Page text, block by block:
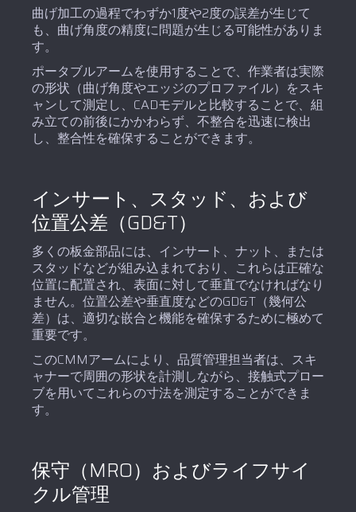
曲げ加工の過程でわずか1度や2度の誤差が生じて
も、曲げ角度の精度に問題が生じる可能性がありま
す。
ポータブルアームを使用することで、作業者は実際
の形状（曲げ角度やエッジのプロファイル）をスキ
ャンして測定し、CADモデルと比較することで、組
み立ての前後にかかわらず、不整合を迅速に検出
し、整合性を確保することができます。
インサート、スタッド、および
位置公差（GD&T）
多くの板金部品には、インサート、ナット、または
スタッドなどが組み込まれており、これらは正確な
位置に配置され、表面に対して垂直でなければなり
ません。位置公差や垂直度などのGD&T（幾何公
差）は、適切な嵌合と機能を確保するために極めて
重要です。
このCMMアームにより、品質管理担当者は、スキ
ャナーで周囲の形状を計測しながら、接触式プロー
ブを用いてこれらの寸法を測定することができま
す。
保守（MRO）およびライフサイ
クル管理